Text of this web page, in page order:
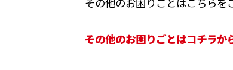
その他のお困りごとはコチラか